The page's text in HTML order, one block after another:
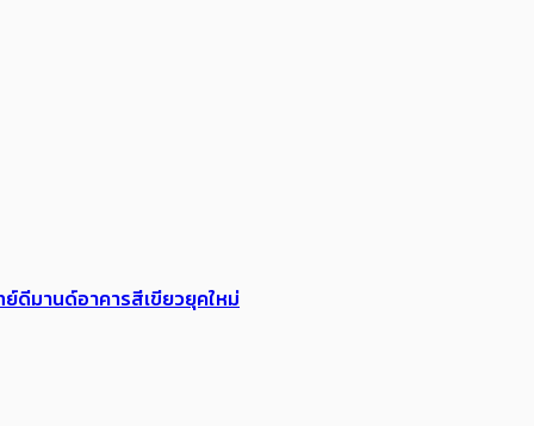
ย์ดีมานด์อาคารสีเขียวยุคใหม่